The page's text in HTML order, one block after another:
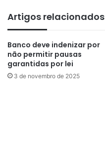
Artigos relacionados
Banco deve indenizar por
não permitir pausas
garantidas por lei
3 de novembro de 2025